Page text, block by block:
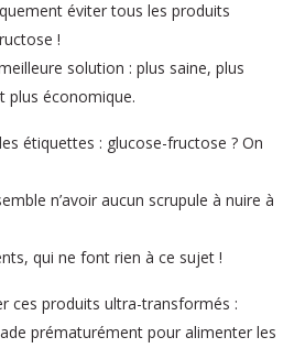
éviter tous les produits
!
solution : plus saine, plus
plus économique.
étiquettes : glucose-fructose ? On
n’avoir aucun scrupule à nuire à
qui ne font rien à ce sujet !
ces produits ultra-transformés :
prématurément pour alimenter les